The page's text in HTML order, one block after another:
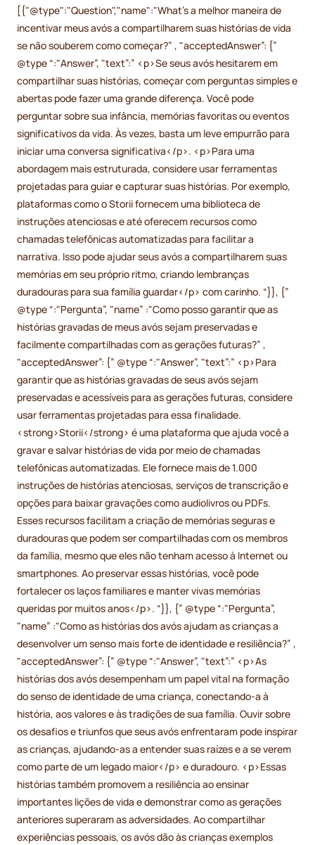
[{"@type":"Question","name":"What’s a melhor maneira de
incentivar meus avós a compartilharem suas histórias de vida
se não souberem como começar?” , "acceptedAnswer”: {”
@type “:"Answer”, "text”:” <p>Se seus avós hesitarem em
compartilhar suas histórias, começar com perguntas simples e
abertas pode fazer uma grande diferença. Você pode
perguntar sobre sua infância, memórias favoritas ou eventos
significativos da vida. Às vezes, basta um leve empurrão para
iniciar uma conversa significativa</p>. <p>Para uma
abordagem mais estruturada, considere usar ferramentas
projetadas para guiar e capturar suas histórias. Por exemplo,
plataformas como o Storii fornecem uma biblioteca de
instruções atenciosas e até oferecem recursos como
chamadas telefônicas automatizadas para facilitar a
narrativa. Isso pode ajudar seus avós a compartilharem suas
memórias em seu próprio ritmo, criando lembranças
duradouras para sua família guardar</p> com carinho. “}}, {”
@type “:"Pergunta”, "name” :"Como posso garantir que as
histórias gravadas de meus avós sejam preservadas e
facilmente compartilhadas com as gerações futuras?” ,
"acceptedAnswer”: {” @type “:"Answer”, "text”:” <p>Para
garantir que as histórias gravadas de seus avós sejam
preservadas e acessíveis para as gerações futuras, considere
usar ferramentas projetadas para essa finalidade.
<strong>Storii</strong> é uma plataforma que ajuda você a
gravar e salvar histórias de vida por meio de chamadas
telefônicas automatizadas. Ele fornece mais de 1.000
instruções de histórias atenciosas, serviços de transcrição e
opções para baixar gravações como audiolivros ou PDFs.
Esses recursos facilitam a criação de memórias seguras e
duradouras que podem ser compartilhadas com os membros
da família, mesmo que eles não tenham acesso à Internet ou
smartphones. Ao preservar essas histórias, você pode
fortalecer os laços familiares e manter vivas memórias
queridas por muitos anos</p>. “}}, {” @type “:"Pergunta”,
"name” :"Como as histórias dos avós ajudam as crianças a
desenvolver um senso mais forte de identidade e resiliência?” ,
"acceptedAnswer”: {” @type “:"Answer”, "text”:” <p>As
histórias dos avós desempenham um papel vital na formação
do senso de identidade de uma criança, conectando-a à
história, aos valores e às tradições de sua família. Ouvir sobre
os desafios e triunfos que seus avós enfrentaram pode inspirar
as crianças, ajudando-as a entender suas raízes e a se verem
como parte de um legado maior</p> e duradouro. <p>Essas
histórias também promovem a resiliência ao ensinar
importantes lições de vida e demonstrar como as gerações
anteriores superaram as adversidades. Ao compartilhar
experiências pessoais, os avós dão às crianças exemplos